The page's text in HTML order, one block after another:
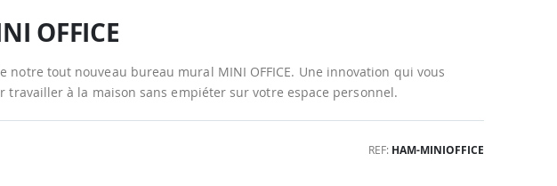
OFFICE
notre tout nouveau bureau mural MINI OFFICE. Une innovation qui vous
à la maison sans empiéter sur votre espace personnel.
REF HAM-MINIOFFICE